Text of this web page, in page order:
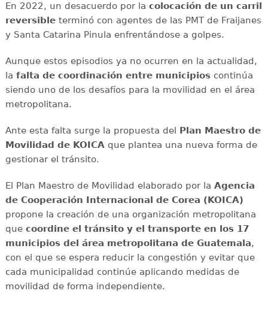
En 2022, un desacuerdo por la colocación de un carril
reversibleterminó con agentes de las PMT de Fraijanes
y Santa Catarina Pinula enfrentándose a golpes.
Aunque estos episodios ya no ocurren en la actualidad,
la falta de coordinación entre municipioscontinúa
siendo uno de los desafíos para la movilidad en el área
metropolitana.
Ante esta falta surge la propuesta del Plan Maestro de
Movilidad de KOICAque plantea una nueva forma de
gestionar el tránsito.
El Plan Maestro de Movilidad elaborado por la Agencia
de Cooperación Internacional de Corea (KOICA)
propone la creación de una organización metropolitana
que coordine el tránsito y el transporte en los 17
municipios del área metropolitana de Guatemala,
con el que se espera reducir la congestión y evitar que
cada municipalidad continúe aplicando medidas de
movilidad de forma independiente.